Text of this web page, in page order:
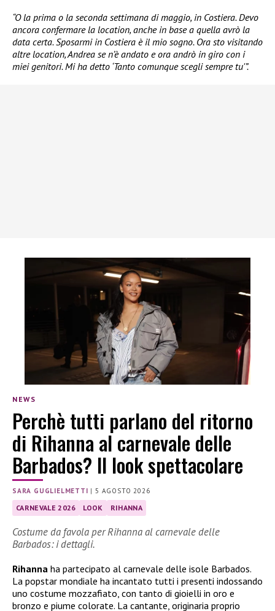
“O la prima o la seconda settimana di maggio, in Costiera. Devo
ancora confermare la location, anche in base a quella avrò la
data certa. Sposarmi in Costiera è il mio sogno. Ora sto visitando
altre location, Andrea se n’è andato e ora andrò in giro con i
miei genitori. Mi ha detto ‘Tanto comunque scegli sempre tu'”.
NEWS
Perchè tutti parlano del ritorno
di Rihanna al carnevale delle
Barbados? Il look spettacolare
SARA GUGLIELMETTI | 5 AGOSTO 2026
CARNEVALE 2026 LOOK RIHANNA
Costume da favola per Rihanna al carnevale delle
Barbados: i dettagli.
Rihanna ha partecipato al carnevale delle isole Barbados.
La popstar mondiale ha incantato tutti i presenti indossando
uno costume mozzafiato, con tanto di gioielli in oro e
bronzo e piume colorate. La cantante, originaria proprio